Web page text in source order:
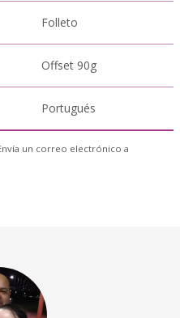
Folleto
Offset 90g
Portugués
un correo electrónico a